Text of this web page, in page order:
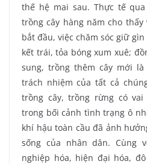
thế hệ mai sau. Thực tế
trồng cây hàng năm cho
bắt đầu, việc chăm sóc giữ
kết trái, tỏa bóng xum xuê;
sung, trồng thêm cây mới
trách nhiệm của tất cả
trồng cây, trồng rừng có
trong bối cảnh tình trạng ô
khí hậu toàn cầu đã ảnh
sống của nhân dân. Cùng
nghiệp hóa, hiện đại hóa,